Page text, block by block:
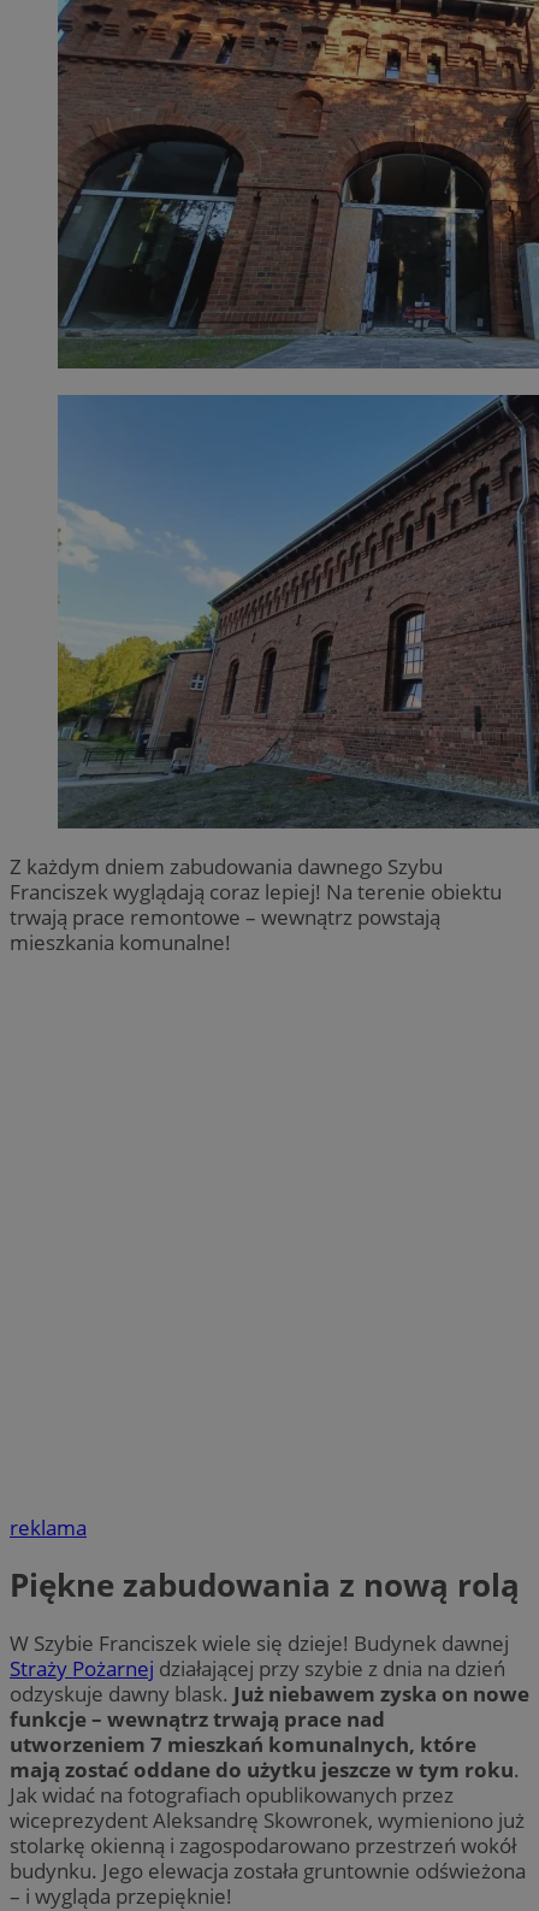
Z każdym dniem zabudowania dawnego Szybu
Franciszek wyglądają coraz lepiej! Na terenie obiektu
trwają prace remontowe – wewnątrz powstają
mieszkania komunalne!
reklama
Piękne zabudowania z nową rolą
W Szybie Franciszek wiele się dzieje! Budynek dawnej
Straży Pożarnej działającej przy szybie z dnia na dzień
odzyskuje dawny blask. Już niebawem zyska on nowe
funkcje – wewnątrz trwają prace nad
utworzeniem 7 mieszkań komunalnych, które
mają zostać oddane do użytku jeszcze w tym roku.
Jak widać na fotografiach opublikowanych przez
wiceprezydent Aleksandrę Skowronek, wymieniono już
stolarkę okienną i zagospodarowano przestrzeń wokół
budynku. Jego elewacja została gruntownie odświeżona
– i wygląda przepięknie!